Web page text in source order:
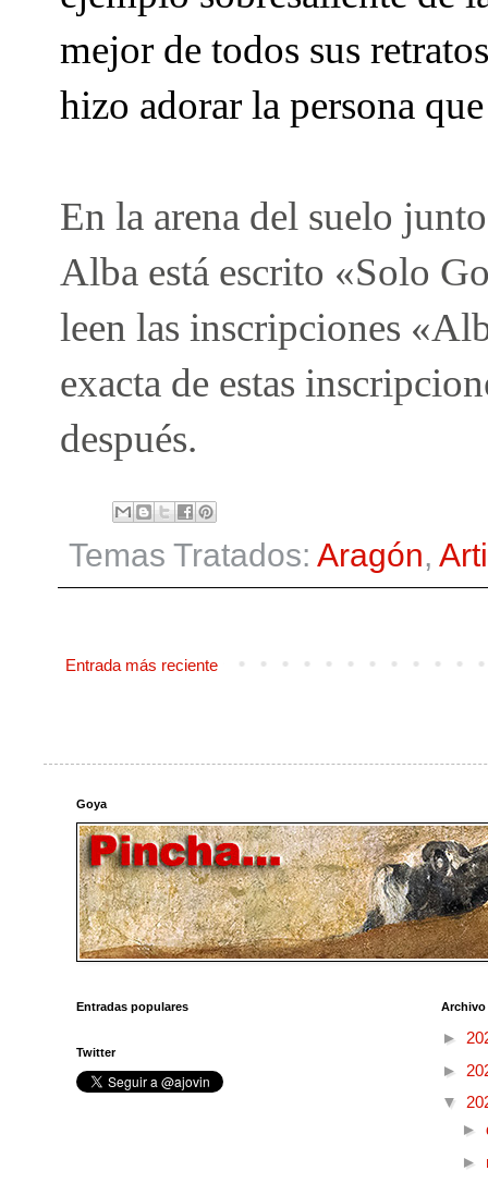
mejor de todos sus
hizo adorar la persona
En la arena del suelo
Alba está escrito «Solo
leen las inscripciones
exacta de estas
después.
Temas Tratados: Aragón,
Entrada más reciente
Goya
Entradas populares
Twitter
►
►
▼
►
►